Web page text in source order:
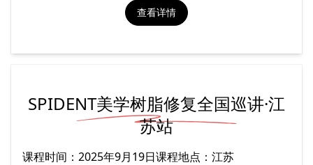
查看详情
SPIDENT美学树脂修复全国巡讲·江
苏站
课程时间：2025年9月19日课程地点：江苏